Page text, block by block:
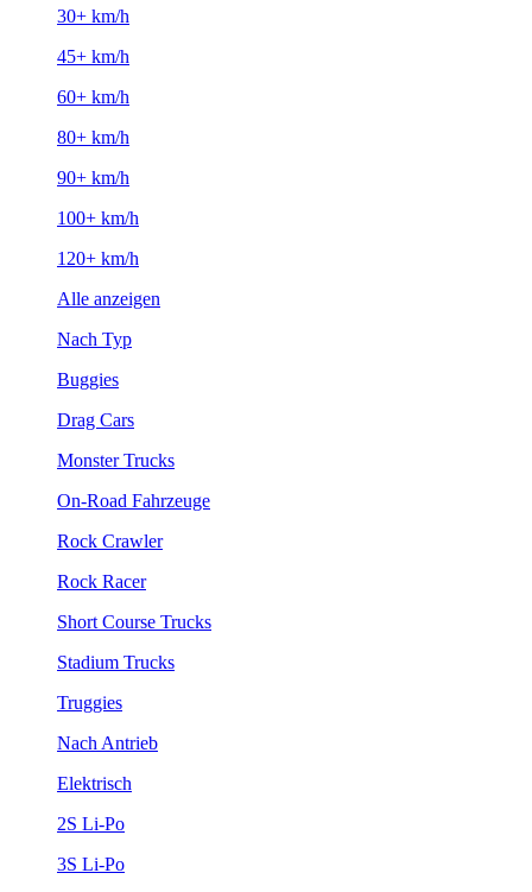
30+ km/h
45+ km/h
60+ km/h
80+ km/h
90+ km/h
100+ km/h
120+ km/h
Alle anzeigen
Nach Typ
Buggies
Drag Cars
Monster Trucks
On-Road Fahrzeuge
Rock Crawler
Rock Racer
Short Course Trucks
Stadium Trucks
Truggies
Nach Antrieb
Elektrisch
2S Li-Po
3S Li-Po